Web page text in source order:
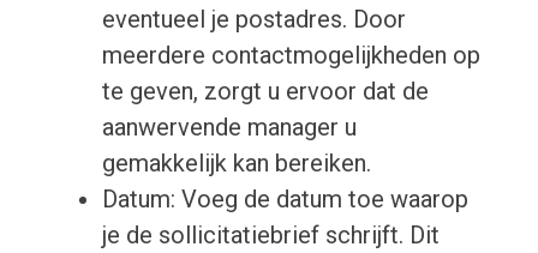
eventueel je postadres. Door
meerdere contactmogelijkheden op
te geven, zorgt u ervoor dat de
aanwervende manager u
gemakkelijk kan bereiken.
Datum: Voeg de datum toe waarop
je de sollicitatiebrief schrijft. Dit